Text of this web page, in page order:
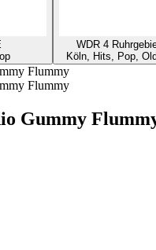
WDR 4
Köln, Hits, Pop,
Flummy
Flummy
Gummy